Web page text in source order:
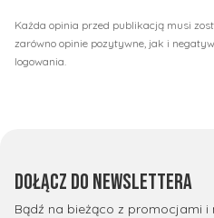
Każda opinia przed publikacją musi
zarówno opinie pozytywne, jak i
logowania.
Dołącz do newslettera
Bądź na bieżąco z promocjami i